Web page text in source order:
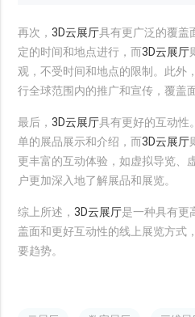
再次，3D云展厅具有更广泛的覆盖
定的时间和地点进行，而3D云展厅
观，不受时间和地点的限制。此外
行全球范围内的推广和宣传，覆盖
最后，3D云展厅具有更好的互动性
单的展品展示和介绍，而3D云展厅
更丰富的互动体验，如虚拟导览、
户更加深入地了解展品和展览。
综上所述，3D云展厅是一种具有更
盖面和更好互动性的线上展览方式
要趋势。